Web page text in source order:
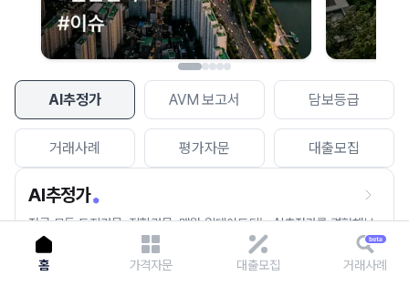
AI추정가 AVM 보고서 담보등급
거래사례 평가자문 대출모집
AI추정가
전국 모든 토지건물, 집합건물, 매월 업데이트되는 AI추정가를 경험해보
세요.
홈 가격자문 대출모집 거래사례